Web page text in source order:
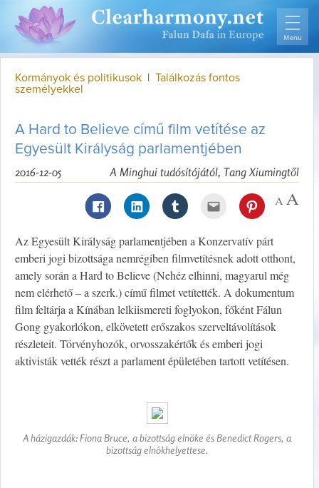
Kormányok és politikusok
Találkozás fontos
személyekkel
A Hard to Believe című film vetítése az
Egyesült Királyság parlamentjében
A Minghui tudósítójától, Tang Xiumingtől
2016-12-05
Az Egyesült Királyság parlamentjében a Konzervatív párt
emberi jogi bizottsága nemrégiben filmvetítésnek adott otthont,
amely során a Hard to Believe (Nehéz elhinni, magyarul még
nem elérhető – a szerk.) című filmet vetítették. A dokumentum
film feltárja a Kínában lelkiismereti foglyokon, főként Fálun
Gong gyakorlókon, elkövetett erőszakos szerveltávolítások
részleteit. Törvényhozók, orvosszakértők és emberi jogi
aktivisták vették részt a parlament épületében tartott vetítésen.
A házigazdák: Fiona Bruce, a bizottság elnöke és Benedict Rogers, a
bizottság elnökhelyettese.